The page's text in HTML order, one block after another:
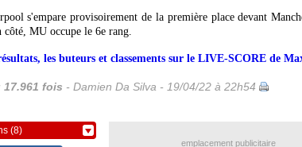
s'empare provisoirement de la première place devant
côté, MU occupe le 6e rang.
les buteurs et classements sur le LIVE-SCORE de
17.961 fois - Damien Da Silva - 19/04/22 à 22h54
(8)
emplacement publicitaire